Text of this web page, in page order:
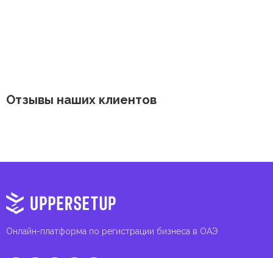
Отзывы наших клиентов
Онлайн-платформа по регистрации бизнеса в ОАЭ